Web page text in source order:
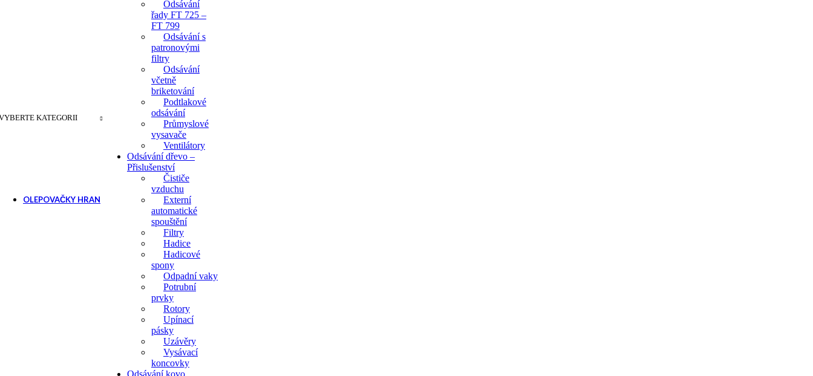
KATEGORII
Odsávání
řady FT 725 –
FT 799
Odsávání s
patronovými
filtry
Odsávání
včetně
briketování
Podtlakové
odsávání
Průmyslové
vysavače
Ventilátory
Odsávání dřevo –
Přislušenství
Čističe
vzduchu
Externí
automatické
spouštění
Filtry
Hadice
Hadicové
spony
Odpadní vaky
Potrubní
prvky
Rotory
Upínací
pásky
Uzávěry
Vysávací
koncovky
Odsávání kovo
OLEPOVAČKY HRAN
Ruční olepovačky hran